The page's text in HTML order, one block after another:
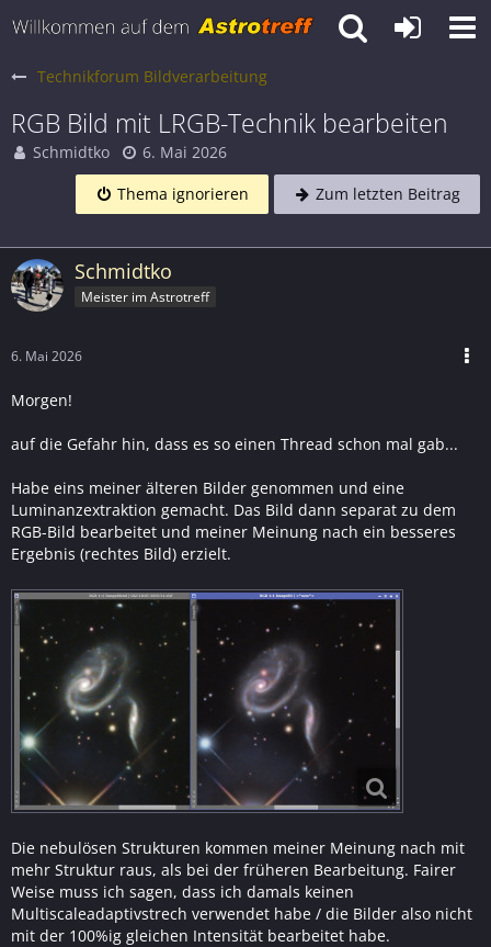
Technikforum Bildverarbeitung
RGB Bild mit LRGB-Technik bearbeiten
Schmidtko
6. Mai 2026
Thema ignorieren
Zum letzten Beitrag
Schmidtko
Meister im Astrotreff
6. Mai 2026
Morgen!
auf die Gefahr hin, dass es so einen Thread schon mal gab...
Habe eins meiner älteren Bilder genommen und eine
Luminanzextraktion gemacht. Das Bild dann separat zu dem
RGB-Bild bearbeitet und meiner Meinung nach ein besseres
Ergebnis (rechtes Bild) erzielt.
Die nebulösen Strukturen kommen meiner Meinung nach mit
mehr Struktur raus, als bei der früheren Bearbeitung. Fairer
Weise muss ich sagen, dass ich damals keinen
Multiscaleadaptivstrech verwendet habe / die Bilder also nicht
mit der 100%ig gleichen Intensität bearbeitet habe.